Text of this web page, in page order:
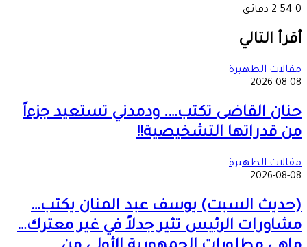
0
2 دقائق
عبر
البريد
أقرأ التالي
مقالات الظهيرة
2026-08-08
حنان القاضى تكتب…. ودمدني تستعيد جزءاً
من قدراتها التشخيصية!!
مقالات الظهيرة
2026-08-08
(حديث السبت) يوسف عبد المنان يكتب…
مشاورات الرئيس تثير جدلاً في غير معترك…